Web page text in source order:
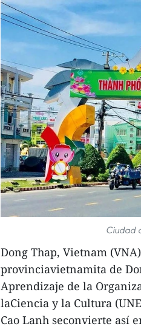
Ciudad
Dong Thap, Vietnam
provinciavietnamita de
Aprendizaje de la
laCiencia y la Cultura
Cao Lanh seconvierte así